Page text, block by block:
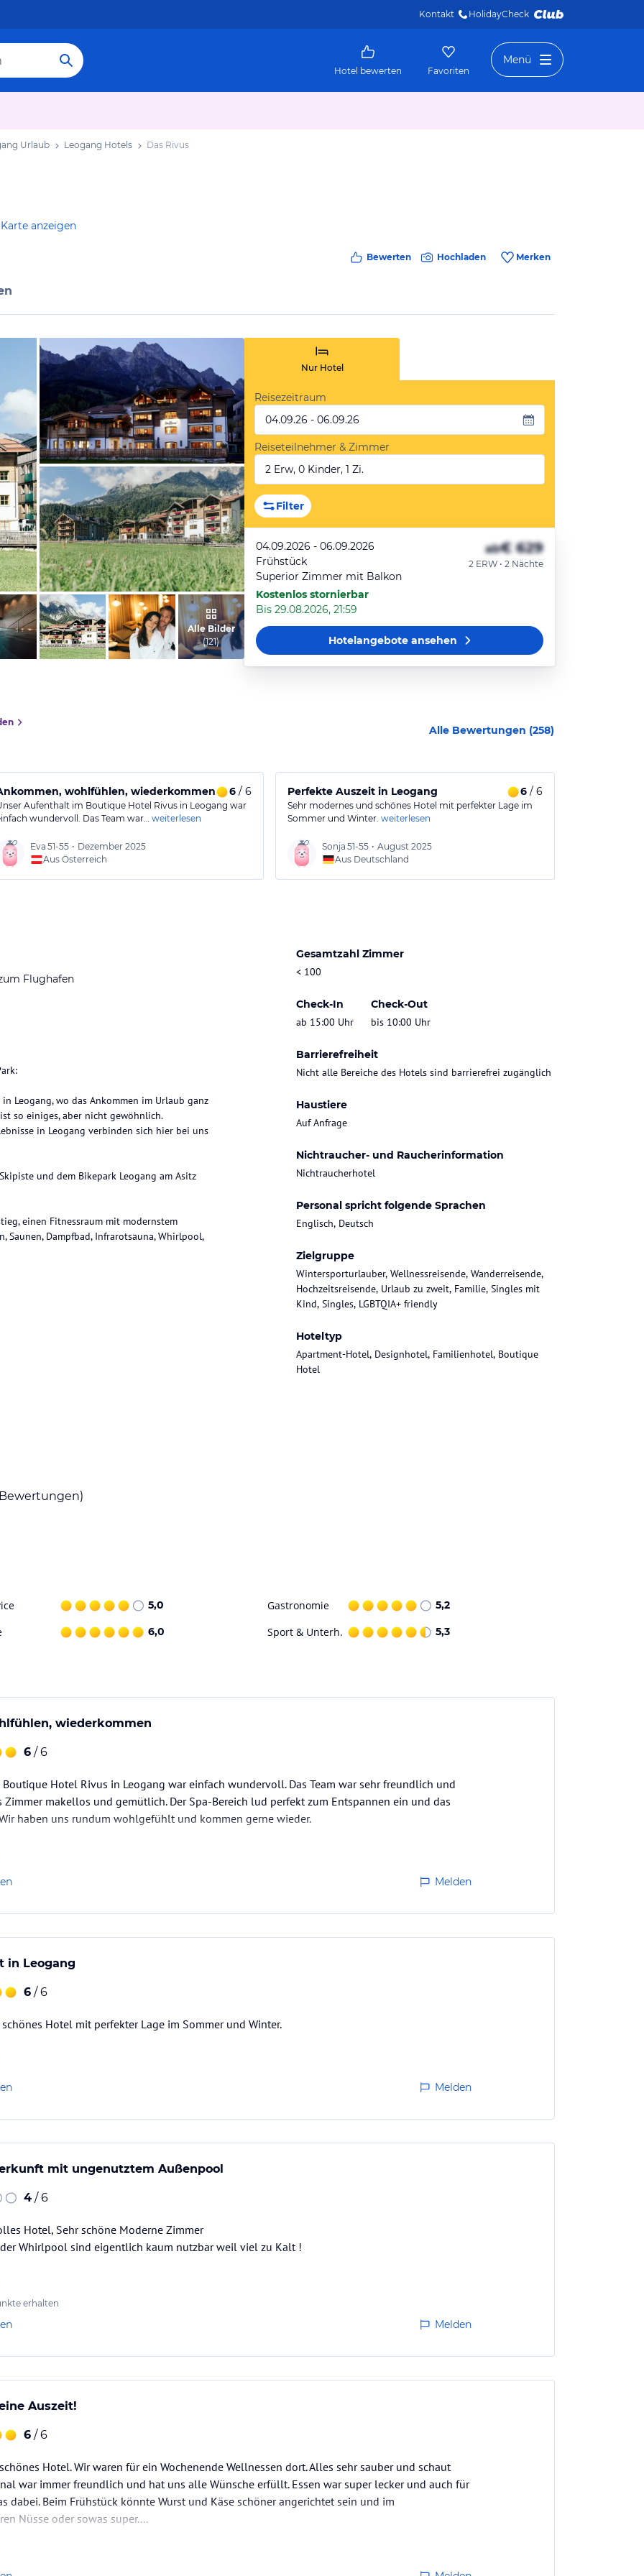
Kontakt HolidayCheck
Hotel bewerten Favoriten
Menü
Urlaub Leogang Hotels Das Rivus
anzeigen
Bewerten Hochladen Merken
vom Hotelier, Juli 2016
vom Hotelier, September 2024Alle Bilder
(121)
Nur Hotel
Reisezeitraum
04.09.26 - 06.09.26
Reiseteilnehmer & Zimmer
2 Erw, 0 Kinder, 1 Zi.
Filter
04.09.2026 - 06.09.2026
Frühstück
Superior Zimmer mit Balkon
Kostenlos stornierbar
Bis 29.08.2026, 21:59
ab€ 629
2 ERW • 2 Nächte
Hotelangeboteansehen
Alle Bewertungen (258)
wohlfühlen, wiederkommen 6/ 6
Aufenthalt im Boutique Hotel Rivus in Leogang war
wundervoll. Das Team war… weiterlesen
Eva 51-55 • Dezember 2025
Aus Österreich
Perfekte Auszeit in Leogang 6/ 6
Sehr modernes und schönes Hotel mit perfekter Lage im
Sommer und Winter. weiterlesen
Sonja 51-55 • August 2025
Aus Deutschland
Flughafen
Gesamtzahl Zimmer
< 100
Check-In
ab 15:00 Uhr
Check-Out
bis 10:00 Uhr
Barrierefreiheit
Nicht alle Bereiche des Hotels sind barrierefrei zugänglich
Haustiere
Auf Anfrage
Nichtraucher- und Raucherinformation
Nichtraucherhotel
Personal spricht folgende Sprachen
Englisch, Deutsch
Zielgruppe
Wintersporturlauber, Wellnessreisende, Wanderreisende,
Hochzeitsreisende, Urlaub zu zweit, Familie, Singles mit
Kind, Singles, LGBTQIA+ friendly
Hoteltyp
Apartment-Hotel, Designhotel, Familienhotel, Boutique
Hotel
Leogang, wo das Ankommen im Urlaub ganz
so einiges, aber nicht gewöhnlich.
in Leogang verbinden sich hier bei uns
und dem Bikepark Leogang am Asitz
einen Fitnessraum mit modernstem
Saunen, Dampfbad, Infrarotsauna, Whirlpool,
unserem Haus das Kinderland und im
Luxus und dem Gefühl von Natürlichkeit.
in Leogang sorgen.
5-Gänge-Menüs an.
im Preis inklusive.
entfernt. 480 Kilometer packende Downhill-
mehr erwarten Anfänger und Bike-
Radfahrerherz begehrt:
Radtouren in die traumhafte
zum prickelnden Erlebnis.
Saalbach-Hinterglemm- Fieberbrunn, mit 70
die Kleinsten sowie das Kinderland liegen
Wahl zwischen drei verschiedenen
nicht.
Kabine, Whirlpool, Eisbrunnen und
GRANDER®-Technologie wird unser
nur wenige Schritte vom Hotel entfernt über
Gäste das ganze Jahr über inklusive.
Alle Angaben ohne
die verbindlichen Angebotsdetailsdes
Bewertungen)
5,0 Gastronomie 5,2
6,0 Sport & Unterh. 5,3
wiederkommen
6 / 6
Hotel Rivus in Leogang war einfach wundervoll. Das Team war sehr freundlich und
Zimmer makellos und gemütlich. Der Spa-Bereich lud perfekt zum Entspannen ein und das
haben uns rundum wohlgefühlt und kommen gerne wieder.
Melden
in Leogang
6 / 6
Hotel mit perfekter Lage im Sommer und Winter.
Melden
mit ungenutztem Außenpool
4 / 6
Hotel, Sehr schöne Moderne Zimmer
Whirlpool sind eigentlich kaum nutzbar weil viel zu Kalt !
erhalten
Melden
Auszeit!
6 / 6
Hotel. Wir waren für ein Wochenende Wellnessen dort. Alles sehr sauber und schaut
war immer freundlich und hat uns alle Wünsche erfüllt. Essen war super lecker und auch für
dabei. Beim Frühstück könnte Wurst und Käse schöner angerichtet sein und im
Nüsse oder sowas super....